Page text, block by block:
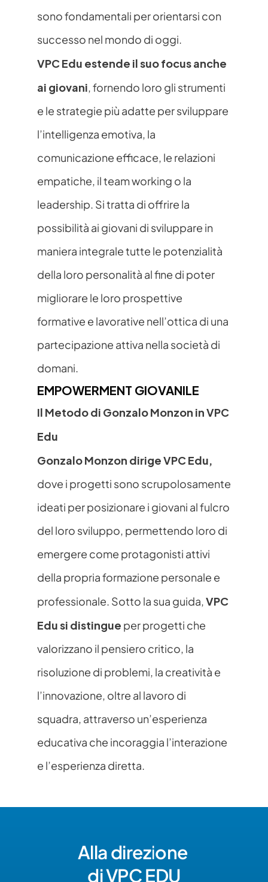
sono fondamentali per orientarsi con
successo nel mondo di oggi.
VPC Edu estende il suo focus anche
ai giovani, fornendo loro gli strumenti
e le strategie più adatte per sviluppare
l’intelligenza emotiva, la
comunicazione efficace, le relazioni
empatiche, il team working o la
leadership. Si tratta di offrire la
possibilità ai giovani di sviluppare in
maniera integrale tutte le potenzialità
della loro personalità al fine di poter
migliorare le loro prospettive
formative e lavorative nell’ottica di una
partecipazione attiva nella società di
domani.
EMPOWERMENT GIOVANILE
Il Metodo di Gonzalo Monzon in VPC
Edu
Gonzalo Monzon dirige VPC Edu,
dove i progetti sono scrupolosamente
ideati per posizionare i giovani al fulcro
del loro sviluppo, permettendo loro di
emergere come protagonisti attivi
della propria formazione personale e
professionale. Sotto la sua guida, VPC
Edu si distingue per progetti che
valorizzano il pensiero critico, la
risoluzione di problemi, la creatività e
l’innovazione, oltre al lavoro di
squadra, attraverso un’esperienza
educativa che incoraggia l’interazione
e l’esperienza diretta.
Alla direzione
di VPC EDU